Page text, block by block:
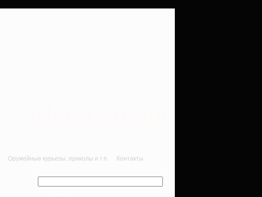
Оружейные курьезы, приколы и т.п. Контакты